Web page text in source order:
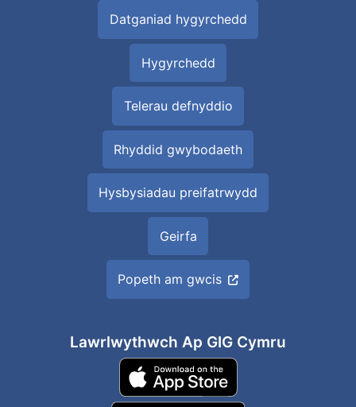
Datganiad hygyrchedd
Hygyrchedd
Telerau defnyddio
Rhyddid gwybodaeth
Hysbysiadau preifatrwydd
Geirfa
Popeth am gwcis
Lawrlwythwch Ap GIG Cymru